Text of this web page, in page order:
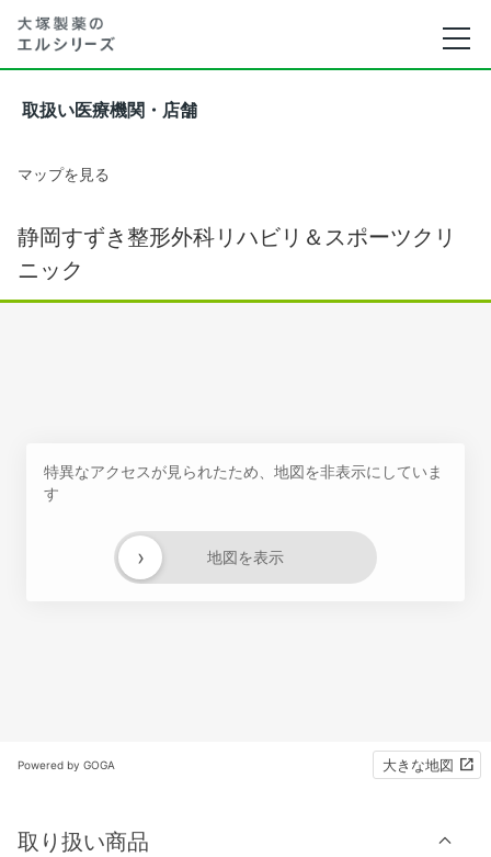
取扱い医療機関・店舗
マップを見る
静岡すずき整形外科リハビリ＆スポーツクリ
ニック
特異なアクセスが見られたため、地図を非表示にしていま
す
地図を表示
›
Powered by GOGA 大きな地図
取り扱い商品